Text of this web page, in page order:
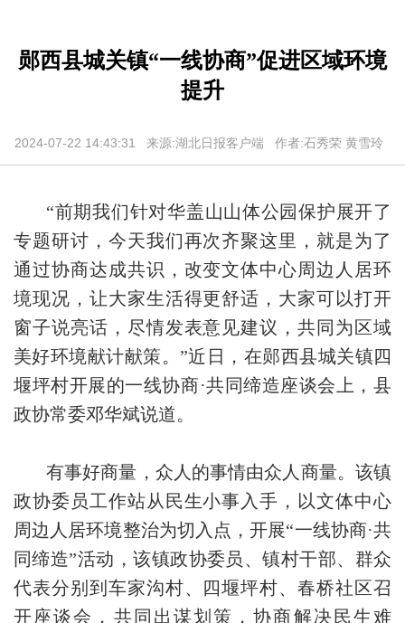
郧西县城关镇“一线协商”促进区域环境
提升
2024-07-22 14:43:31 来源:湖北日报客户端 作者:石秀荣 黄雪玲
“前期我们针对华盖山山体公园保护展开了
专题研讨，今天我们再次齐聚这里，就是为了
通过协商达成共识，改变文体中心周边人居环
境现况，让大家生活得更舒适，大家可以打开
窗子说亮话，尽情发表意见建议，共同为区域
美好环境献计献策。”近日，在郧西县城关镇四
堰坪村开展的一线协商·共同缔造座谈会上，县
政协常委邓华斌说道。
有事好商量，众人的事情由众人商量。该镇
政协委员工作站从民生小事入手，以文体中心
周边人居环境整治为切入点，开展“一线协商·共
同缔造”活动，该镇政协委员、镇村干部、群众
代表分别到车家沟村、四堰坪村、春桥社区召
开座谈会，共同出谋划策，协商解决民生难